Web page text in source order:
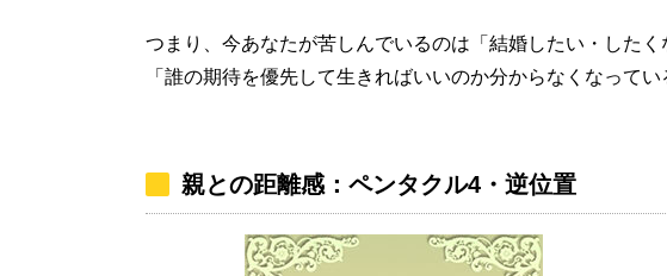
つまり、今あなたが苦しんでいるのは「結婚したい・したく
「誰の期待を優先して生きればいいのか分からなくなってい
親との距離感：ペンタクル4・逆位置